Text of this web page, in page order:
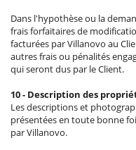
Dans l'hypothèse ou la
frais forfaitaires de
facturées par Villanovo au
autres frais ou pénalités
qui seront dus par le Client.
10 - Description des
Les descriptions et
présentées en toute bonne
par Villanovo.